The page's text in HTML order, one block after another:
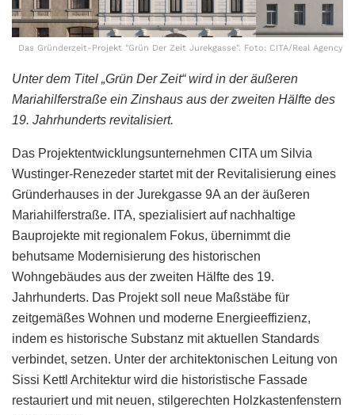
Das Gründerzeit-Projekt "Grün Der Zeit Jurekgasse". Foto: CITA/Real Agency
Unter dem Titel „Grün Der Zeit“ wird in der äußeren
Mariahilferstraße ein Zinshaus aus der zweiten Hälfte des
19. Jahrhunderts revitalisiert.
Das Projektentwicklungsunternehmen CITA um Silvia
Wustinger-Renezeder startet mit der Revitalisierung eines
Gründerhauses in der Jurekgasse 9A an der äußeren
Mariahilferstraße. ITA, spezialisiert auf nachhaltige
Bauprojekte mit regionalem Fokus, übernimmt die
behutsame Modernisierung des historischen
Wohngebäudes aus der zweiten Hälfte des 19.
Jahrhunderts. Das Projekt soll neue Maßstäbe für
zeitgemäßes Wohnen und moderne Energieeffizienz,
indem es historische Substanz mit aktuellen Standards
verbindet, setzen. Unter der architektonischen Leitung von
Sissi Kettl Architektur wird die historistische Fassade
restauriert und mit neuen, stilgerechten Holzkastenfenstern